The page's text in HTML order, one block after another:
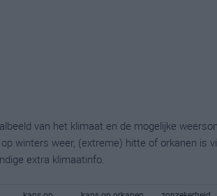
van het klimaat en de mogelijke
winters weer, (extreme) hitte of orkanen is
extra klimaatinfo.